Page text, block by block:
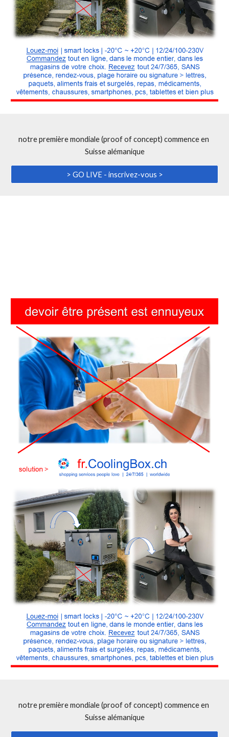
notre première mondiale (proof of concept) commence en
Suisse alémanique
> GO LIVE - inscrivez-vous >
notre première mondiale (proof of concept) commence en
Suisse alémanique